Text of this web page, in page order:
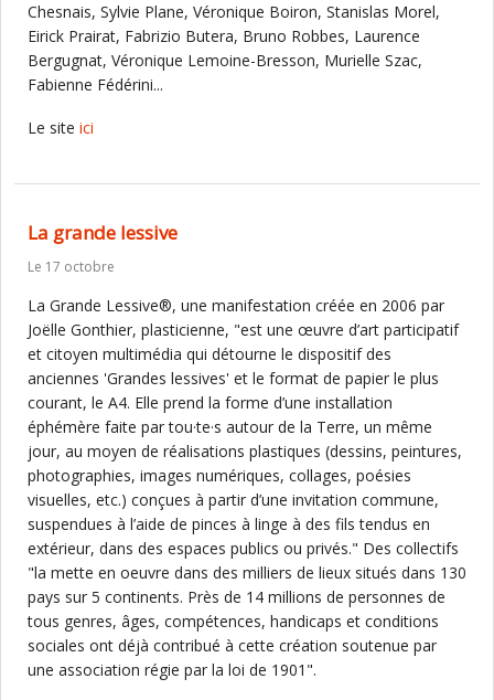
Chesnais, Sylvie Plane, Véronique Boiron, Stanislas Morel,
Eirick Prairat, Fabrizio Butera, Bruno Robbes, Laurence
Bergugnat, Véronique Lemoine-Bresson, Murielle Szac,
Fabienne Fédérini...
Le site ici
La grande lessive
Le 17 octobre
La Grande Lessive®, une manifestation créée en 2006 par
Joëlle Gonthier, plasticienne, "est une œuvre d’art participatif
et citoyen multimédia qui détourne le dispositif des
anciennes 'Grandes lessives' et le format de papier le plus
courant, le A4. Elle prend la forme d’une installation
éphémère faite par tou·te·s autour de la Terre, un même
jour, au moyen de réalisations plastiques (dessins, peintures,
photographies, images numériques, collages, poésies
visuelles, etc.) conçues à partir d’une invitation commune,
suspendues à l’aide de pinces à linge à des fils tendus en
extérieur, dans des espaces publics ou privés." Des collectifs
"la mette en oeuvre dans des milliers de lieux situés dans 130
pays sur 5 continents. Près de 14 millions de personnes de
tous genres, âges, compétences, handicaps et conditions
sociales ont déjà contribué à cette création soutenue par
une association régie par la loi de 1901".